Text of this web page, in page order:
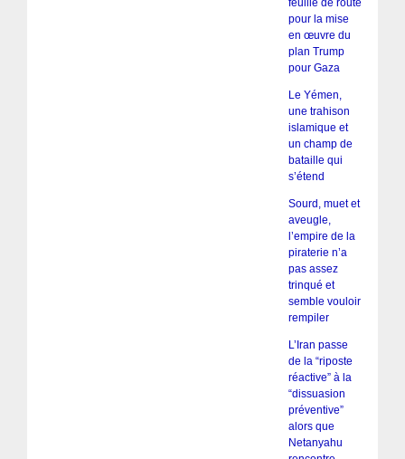
pour la mise
en œuvre du
plan Trump
pour Gaza
Le Yémen,
une trahison
islamique et
un champ de
bataille qui
s’étend
Sourd, muet et
aveugle,
l’empire de la
piraterie n’a
pas assez
trinqué et
semble vouloir
rempiler
L’Iran passe
de la “riposte
réactive” à la
“dissuasion
préventive”
alors que
Netanyahu